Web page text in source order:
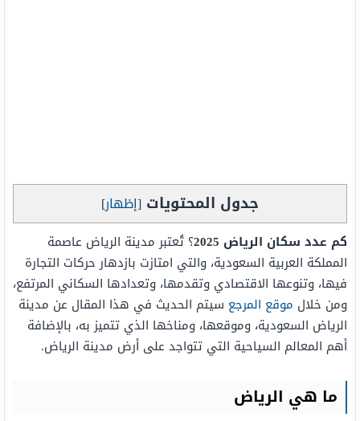
جدول المحتويات [إظهار]
كم عدد سكان الرياض 2025
؟ تُعتبر مدينة الرياض عاصمة
المملكة العربية السعودية، والتي امتازت بازدهار حركات التجارة
فيها، وتنوعها الاقتصادي وتقدمها، وتعدادها السكاني المرتفع،
ومن خلال موقع المرجع سيتم الحديث في هذا المقال عن مدينة
الرياض السعودية، وموقعها، ومناخها الذي تتميز به، بالإضافة
أهم المعالم السياحية التي تتواجد على أرض مدينة الرياض.
ما هي الرياض